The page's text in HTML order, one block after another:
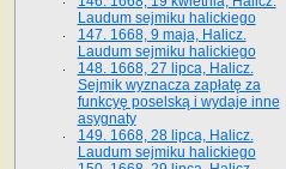
Laudum sejmiku halickiego
147. 1668, 9 maja, Halicz.
Laudum sejmiku halickiego
148. 1668, 27 lipca, Halicz.
Sejmik wyznacza zapłatę za
funkcyę poselską i wydaje inne
asygnaty
149. 1668, 28 lipca, Halicz.
Laudum sejmiku halickiego